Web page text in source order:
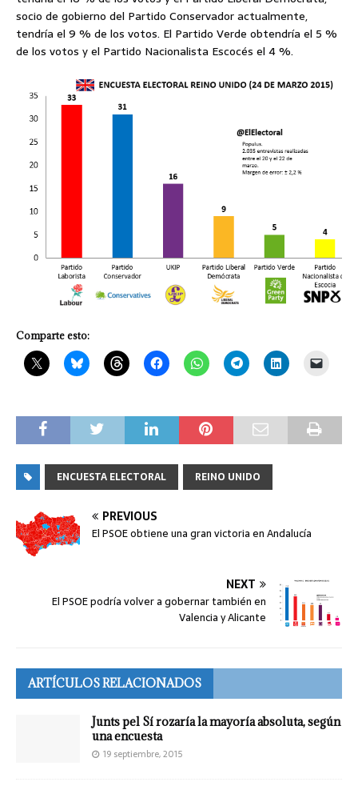
socio de gobierno del Partido Conservador actualmente,
tendría el 9 % de los votos. El Partido Verde obtendría el 5 %
de los votos y el Partido Nacionalista Escocés el 4 %.
Comparte esto:
ENCUESTA ELECTORAL REINO UNIDO
PREVIOUS
El PSOE obtiene una gran victoria en Andalucía
NEXT
El PSOE podría volver a gobernar también en
Valencia y Alicante
ARTÍCULOS RELACIONADOS
Junts pel Sí rozaría la mayoría absoluta, según
una encuesta
19 septiembre, 2015